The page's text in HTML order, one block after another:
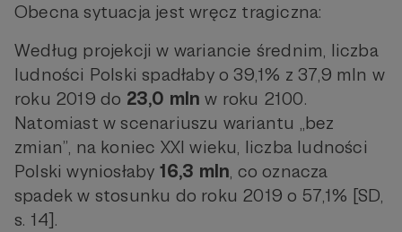
Obecna sytuacja jest wręcz tragiczna:
Według projekcji w wariancie średnim, liczba
ludności Polski spadłaby o 39,1% z 37,9 mln w
roku 2019 do 23,0 mlnw roku 2100.
Natomiast w scenariuszu wariantu „bez
zmian”, na koniec XXI wieku, liczba ludności
Polski wyniosłaby 16,3 mln, co oznacza
spadek w stosunku do roku 2019 o 57,1% [SD,
s. 14].